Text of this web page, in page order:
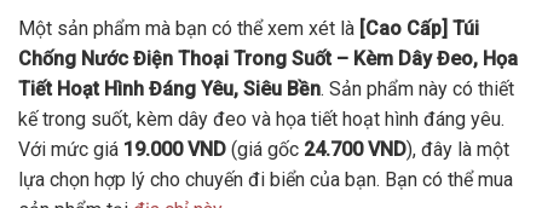
Một sản phẩm mà bạn có thể xem xét là [Cao Cấp] Túi
Chống Nước Điện Thoại Trong Suốt – Kèm Dây Đeo, Họa
Tiết Hoạt Hình Đáng Yêu, Siêu Bền. Sản phẩm này có thiết
kế trong suốt, kèm dây đeo và họa tiết hoạt hình đáng yêu.
Với mức giá 19.000 VND (giá gốc 24.700 VND), đây là một
lựa chọn hợp lý cho chuyến đi biển của bạn. Bạn có thể mua